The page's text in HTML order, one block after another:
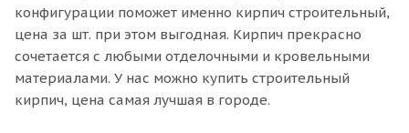
конфигурации поможет именно кирпич строительный,
цена за шт. при этом выгодная. Кирпич прекрасно
сочетается с любыми отделочными и кровельными
материалами. У нас можно купить строительный
кирпич, цена самая лучшая в городе.